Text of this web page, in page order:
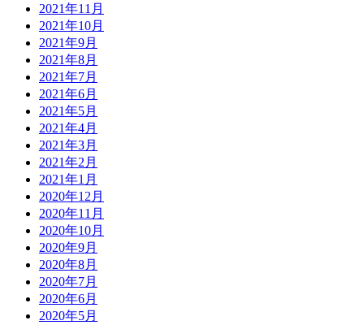
2021年11月
2021年10月
2021年9月
2021年8月
2021年7月
2021年6月
2021年5月
2021年4月
2021年3月
2021年2月
2021年1月
2020年12月
2020年11月
2020年10月
2020年9月
2020年8月
2020年7月
2020年6月
2020年5月